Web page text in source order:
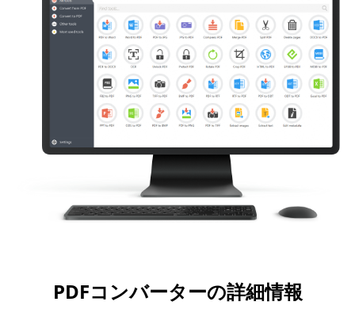
PDFコンバーターの詳細情報